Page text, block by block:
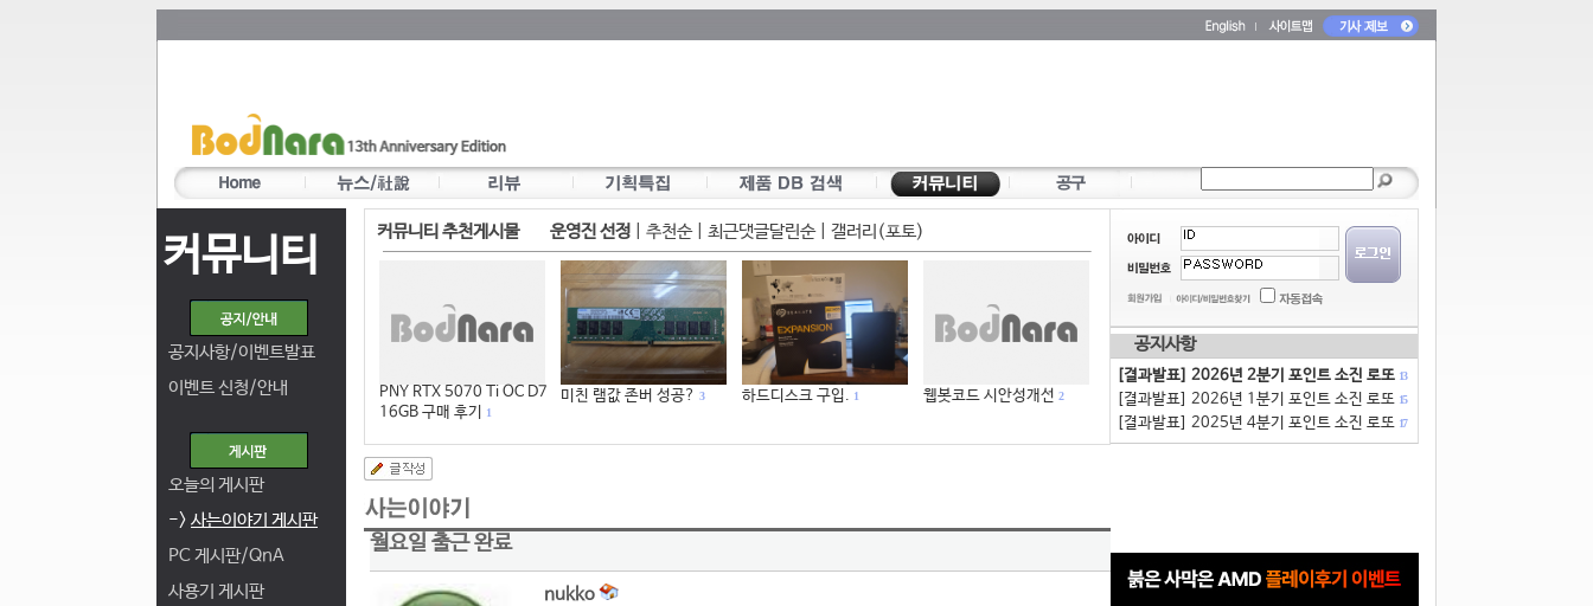
커뮤니티
공지사항/이벤트발표
이벤트 신청/안내
오늘의 게시판
-> 사는이야기 게시판
PC 게시판/QnA
사용기 게시판
커뮤니티 추천게시물 운영진 선정 추천순| 최근댓글달린순| 갤러리(포토)
PNY RTX 5070 Ti OC D7
16GB 구매 후기
1
미친 램값 존버 성공? 3 하드디스크 구입. 1 웹봇코드 시안성개선 2
공지사항
[결과발표] 2026년 2분기 포인트 소진 로또 13
[결과발표] 2026년 1분기 포인트 소진 로또 15
[결과발표] 2025년 4분기 포인트 소진 로또 17
월요일 출근 완료
nukko